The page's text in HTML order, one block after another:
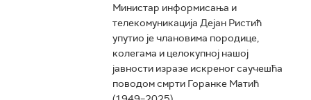
Министар информисања и
телекомуникација Дејан Ристић
упутио је члановима породице,
колегама и целокупној нашој
јавности изразе искреног саучешћа
поводом смрти Горанке Матић